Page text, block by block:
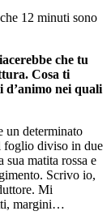
12 minuti sono
che tu
Cosa ti
d’animo nei quali
un determinato
foglio diviso in due
matita rossa e
Scrivo io,
Mi
margini…